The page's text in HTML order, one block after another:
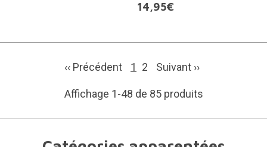
14,95€
‹‹ Précédent 1 2 Suivant ››
Affichage 1-48 de 85 produits